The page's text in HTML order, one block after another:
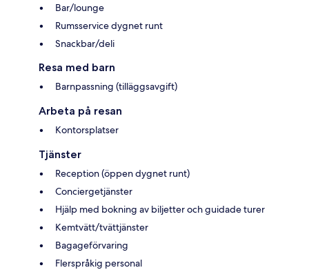
Bar/lounge
Rumsservice dygnet runt
Snackbar/deli
Resa med barn
Barnpassning (tilläggsavgift)
Arbeta på resan
Kontorsplatser
Tjänster
Reception (öppen dygnet runt)
Conciergetjänster
Hjälp med bokning av biljetter och guidade turer
Kemtvätt/tvättjänster
Bagageförvaring
Flerspråkig personal